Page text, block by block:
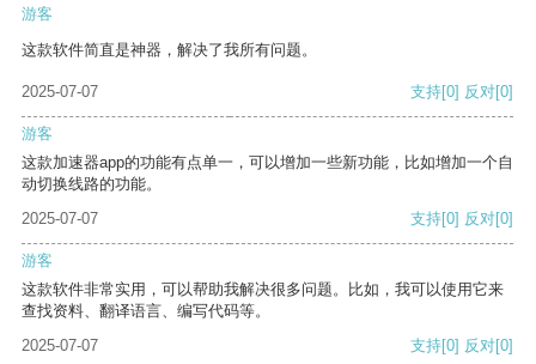
游客
这款软件简直是神器，解决了我所有问题。
2025-07-07 支持[0] 反对[0]
游客
这款加速器app的功能有点单一，可以增加一些新功能，比如增加一个自
动切换线路的功能。
2025-07-07
支持[0] 反对[0]
游客
这款软件非常实用，可以帮助我解决很多问题。比如，我可以使用它来
查找资料、翻译语言、编写代码等。
2025-07-07
支持[0] 反对[0]